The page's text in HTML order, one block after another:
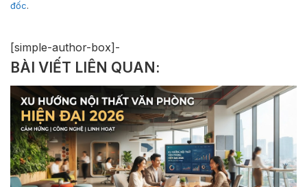
đốc.
[simple-author-box]-
BÀI VIẾT LIÊN QUAN: